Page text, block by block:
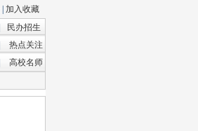
加入收藏
民办招生
热点关注
高校名师